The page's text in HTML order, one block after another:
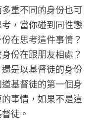
重不同的身份也可
，當你碰到同性戀
在思考這件事情？
份在跟朋友相處？
是以基督徒的身份
基督徒的第一個身
事情，如果不是這
徒。